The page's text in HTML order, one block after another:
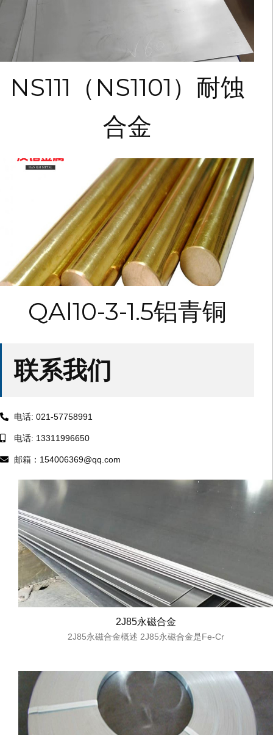
NS111（NS1101）耐蚀
合金
QAl10-3-1.5铝青铜
联系我们
电话: 021-57758991
电话: 13311996650
邮箱：154006369@qq.com
2J85永磁合金
2J85永磁合金概述 2J85永磁合金是Fe-Cr